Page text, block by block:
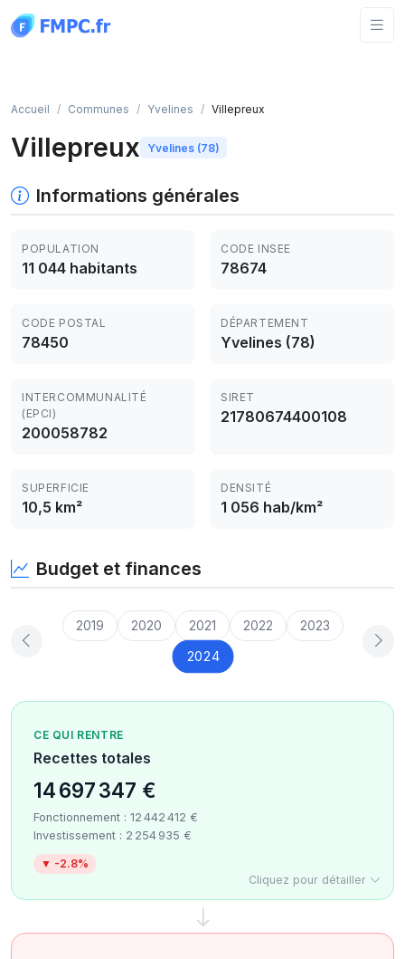
Accueil Communes Yvelines Villepreux
Villepreux Yvelines (78)
Informations générales
POPULATION
11 044 habitants
CODE INSEE
78674
CODE POSTAL
78450
DÉPARTEMENT
Yvelines (78)
INTERCOMMUNALITÉ
(EPCI)
200058782
SIRET
21780674400108
SUPERFICIE
10,5 km²
DENSITÉ
1 056 hab/km²
Budget et finances
2019 2020 2021 2022 2023
2024
CE QUI RENTRE
Recettes totales
14 697 347 €
Fonctionnement : 12 442 412 €
Investissement : 2 254 935 €
▼ -2.8%
Cliquez pour détailler
Panneau de gestion des cookies